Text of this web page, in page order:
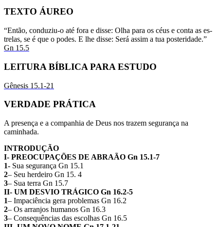
TEXTO ÁUREO
“Então, conduziu-o até fora e disse: Olha para os céus e conta as es­
trelas, se é que o podes. E lhe dis­se: Será assim a tua posteridade.”
Gn 15.5
LEITURA BÍBLICA PARA ESTUDO
Gênesis 15.1-21
VERDADE PRÁTICA
A presença e a companhia de Deus nos trazem segurança na
caminhada.
INTRODUÇÃO
I- PREOCUPAÇÕES DE ABRAÃO Gn 15.1-7
1- Sua segurança Gn 15.1
2– Seu herdeiro Gn 15. 4
3– Sua terra Gn 15.7
II- UM DESVIO TRÁGICO Gn 16.2-5
1– Impaciência gera problemas Gn 16.2
2– Os arranjos humanos Gn 16.3
3– Consequências das escolhas Gn 16.5